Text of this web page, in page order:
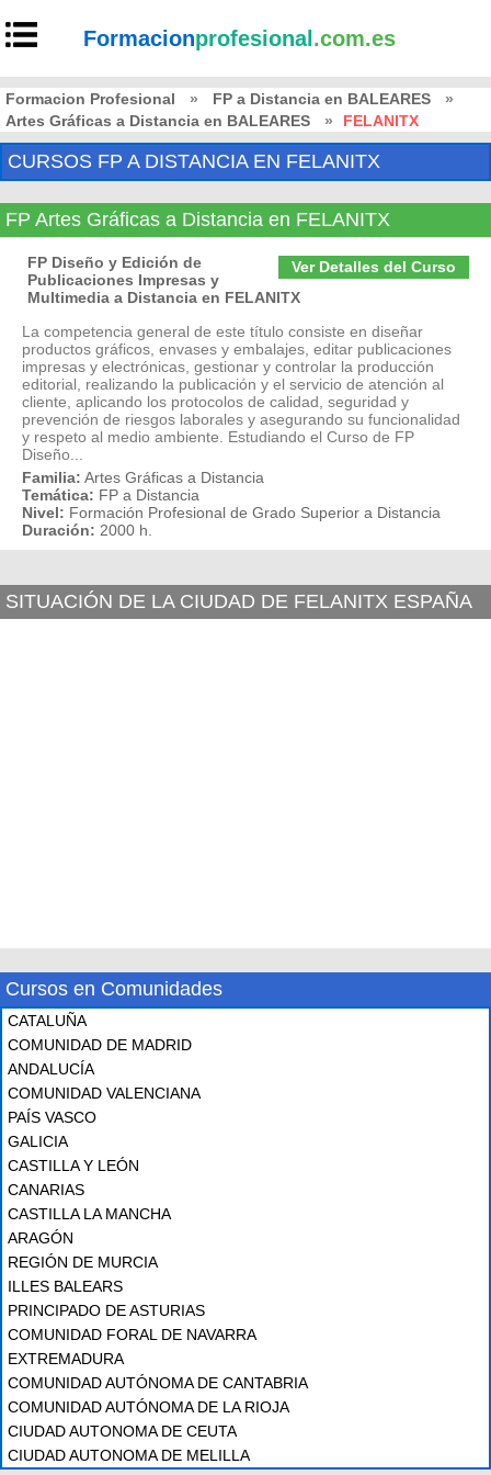
Formacionprofesional .com.es
Formacion Profesional » FP a Distancia en BALEARES
»
Artes Gráficas a Distancia en BALEARES
» FELANITX
CURSOS FP A DISTANCIA EN FELANITX
FP Artes Gráficas a Distancia en FELANITX
Ver Detalles del Curso
FP Diseño y Edición de
Publicaciones Impresas y
Multimedia a Distancia en FELANITX
La competencia general de este título consiste en diseñar
productos gráficos, envases y embalajes, editar publicaciones
impresas y electrónicas, gestionar y controlar la producción
editorial, realizando la publicación y el servicio de atención al
cliente, aplicando los protocolos de calidad, seguridad y
prevención de riesgos laborales y asegurando su funcionalidad
y respeto al medio ambiente. Estudiando el Curso de FP
Diseño...
Familia: Artes Gráficas a Distancia
Temática: FP a Distancia
Nivel: Formación Profesional de Grado Superior a Distancia
Duración: 2000 h.
SITUACIÓN DE LA CIUDAD DE FELANITX ESPAÑA
Cursos en Comunidades
CATALUÑA
COMUNIDAD DE MADRID
ANDALUCÍA
COMUNIDAD VALENCIANA
PAÍS VASCO
GALICIA
CASTILLA Y LEÓN
CANARIAS
CASTILLA LA MANCHA
ARAGÓN
REGIÓN DE MURCIA
ILLES BALEARS
PRINCIPADO DE ASTURIAS
COMUNIDAD FORAL DE NAVARRA
EXTREMADURA
COMUNIDAD AUTÓNOMA DE CANTABRIA
COMUNIDAD AUTÓNOMA DE LA RIOJA
CIUDAD AUTONOMA DE CEUTA
CIUDAD AUTONOMA DE MELILLA